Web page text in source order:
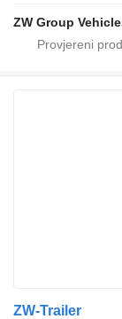
ZW Group
ZW-Trailer